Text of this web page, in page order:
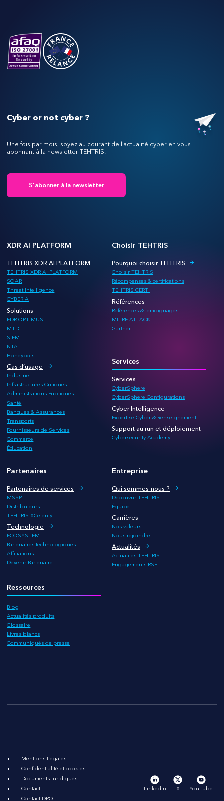
Veuillez consulter
Nos cookies
XDR AI PLATFORM
TEHTRIS XDR AI PLATFORM
TEHTRIS XDR AI PLATFORM
SOAR
Threat Intelligence
CYBERIA
Solutions
EDR OPTIMUS
MTD
SIEM
NTA
Honeypots
Cas d’usage
Industrie
Infrastructures Critiques
Administrations Publiques
Santé
Banques & Assurances
Transports
Fournisseurs de Services
Commerce
Éducation
Choisir TEHTRIS
Pourquoi choisir TEHTRIS
Choisir TEHTRIS
Récompenses & certifications
TEHTRIS CERT
Références
Références & témoignages
MITRE ATTACK
Gartner
Services
Services
CyberSphere
CyberSphere Configurations
Cyber Intelligence
Expertise Cyber & Renseignement
Support au run et déploiement
Cybersecurity Academy
Partenaires
Partenaires de services
MSSP
Distributeurs
TEHTRIS XCelerity
Technologie
ECOSYSTEM
Partenaires technologiques
Affiliations
Devenir Partenaire
Entreprise
Qui sommes-nous ?
Découvrir TEHTRIS
Équipe
Carrières
Nos valeurs
Nous rejoindre
Actualités
Actualités TEHTRIS
Engagements RSE
Ressources
Blog
Actualités produits
Glossaire
Livres blancs
Communiqués de presse
Cyber or not cyber ?
Une fois par mois, soyez au courant de l’actualité cyber en vous
abonnant à la newsletter TEHTRIS.
S'abonner à la newsletter
Mentions Légales
Confidentialité et cookies
Documents juridiques
Contact
Contact DPO
LinkedIn X YouTube